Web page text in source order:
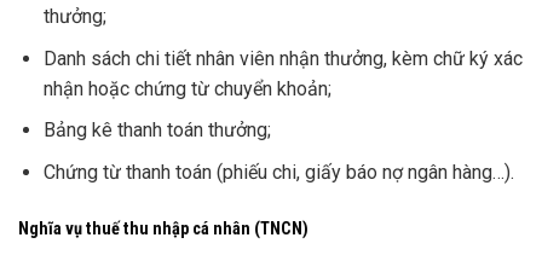
thưởng;
Danh sách chi tiết nhân viên nhận thưởng, kèm chữ ký xác
nhận hoặc chứng từ chuyển khoản;
Bảng kê thanh toán thưởng;
Chứng từ thanh toán (phiếu chi, giấy báo nợ ngân hàng…).
Nghĩa vụ thuế thu nhập cá nhân (TNCN)